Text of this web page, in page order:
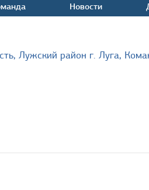
Новости
Лужский район г. Луга,